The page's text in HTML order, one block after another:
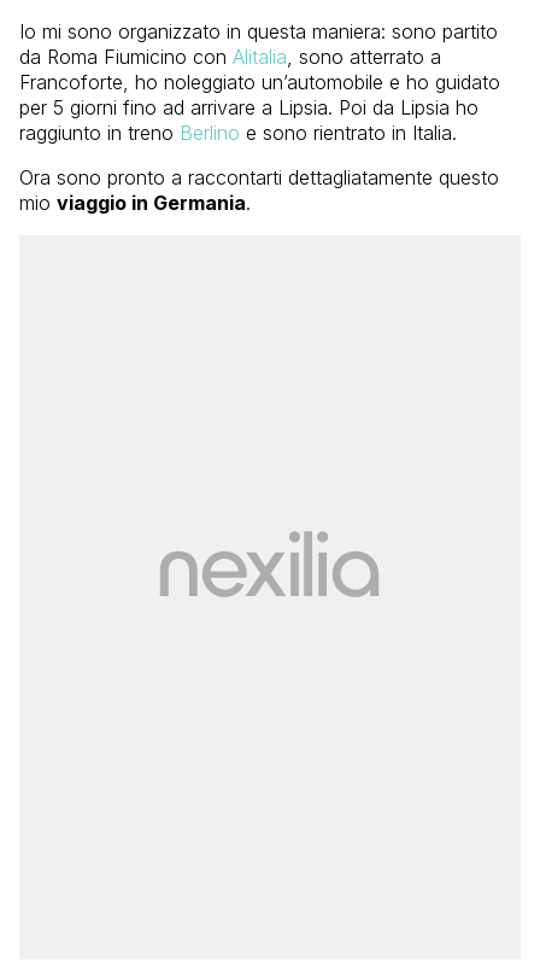
Io mi sono organizzato in questa maniera: sono partito
da Roma Fiumicino con Alitalia , sono atterrato a
Francoforte, ho noleggiato un’automobile e ho guidato
per 5 giorni fino ad arrivare a Lipsia. Poi da Lipsia ho
raggiunto in treno Berlino e sono rientrato in Italia.
Ora sono pronto a raccontarti dettagliatamente questo
mio viaggio in Germania.